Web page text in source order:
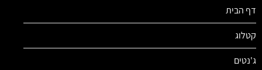
דף הבית
קטלוג
ג'נטים